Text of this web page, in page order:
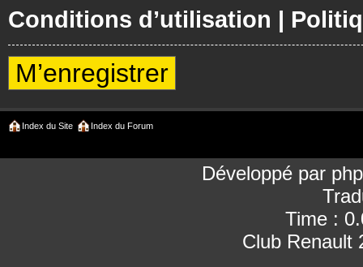
Conditions d’utilisation |
M’enregistrer
Index du Site Index du Forum
Développé par
Time :
Club Renault